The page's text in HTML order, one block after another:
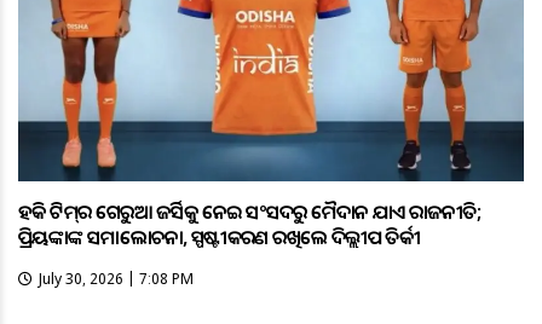
ହକି ଟିମ୍‌ର ଗେରୁଆ ଜର୍ସିକୁ ନେଇ ସଂସଦରୁ ମୈଦାନ ଯାଏଁ ରାଜନୀତି;
ପ୍ରିୟଙ୍କାଙ୍କ ସମାଲୋଚନା, ସ୍ପଷ୍ଟୀକରଣ ରଖିଲେ ଦିଲ୍ଲୀପ ତିର୍କୀ
July 30, 2026 | 7:08 PM